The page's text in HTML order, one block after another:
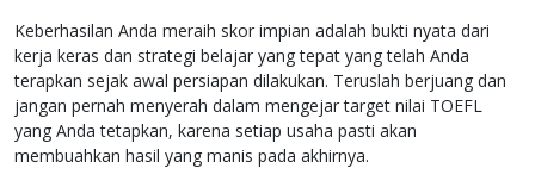
Keberhasilan Anda meraih skor impian adalah bukti nyata dari
kerja keras dan strategi belajar yang tepat yang telah Anda
terapkan sejak awal persiapan dilakukan. Teruslah berjuang dan
jangan pernah menyerah dalam mengejar target nilai TOEFL
yang Anda tetapkan, karena setiap usaha pasti akan
membuahkan hasil yang manis pada akhirnya.